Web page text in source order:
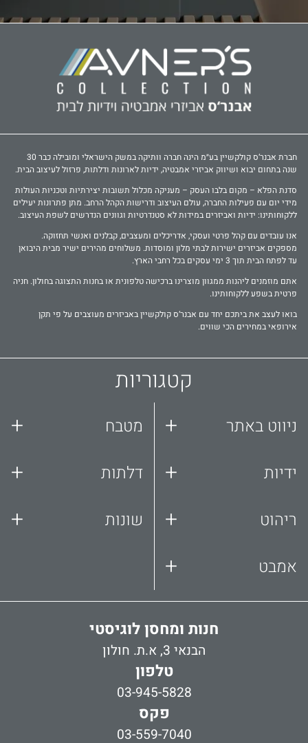
חברת אבנר‘ס קולקשיין בע״מ הינה חברה וותיקה במשק הישראלי ומובילה כבר 30
שנה בתחום יבוא ושיווק אביזרי אמבטיה, ידיות לארונות ודלתות, פרזול לעיצוב הבית.
סדנת הפלא – מקום בלבו העסק – מעניקה מכלול תשובות יצירתיות וטכניות העולות
מידי יום עם פעילות החברה, עולם העיצוב ודרישות הקהל הרחב. מתן פתרונות יעילים
ללקוחותינו: ידיות ואביזרים במידות לא סטנדרטיות וגוונים הנדרשים לשפת העיצוב.
אנו עובדים עם קהל פרטי ועסקי, אדריכלים ומעצבים, קבלנים ואנשי תחזוקה.
מספקים אביזרים ישירות לבתי מלון ומוסדות. משלוחים מהירים ישיר מבית היבואן
עד לפתח הבית תוך 3 ימי עסקים בכל רחבי הארץ.
אתם מוזמנים ליהנות ממגוון מוצרינו ברכישה טלפונית או בחנות התצוגה בחולון. חניה
פרטית בשפע ללקוחותינו.
בואו לעצב את ביתכם יחד עם אבנר‘ס קולקשיין באביזרים מעוצבים על פי תקן
אירופאי במחירים הכי שווים.
קטגוריות
ניווט באתר +
ידיות +
ריהוט +
אמבט +
מטבח +
דלתות +
שונות +
חנות ומחסן לוגיסטי
הבנאי 3, א.ת. חולון
טלפון
03-945-5828
פקס
03-559-7040